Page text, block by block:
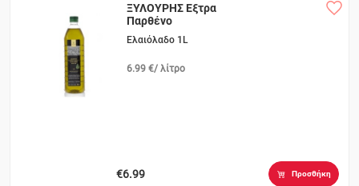
ΞΥΛΟΥΡΗΣ Εξτρα
Παρθένο
Ελαιόλαδο 1L
6.99 €/ λίτρο
€6.99 Προσθήκη